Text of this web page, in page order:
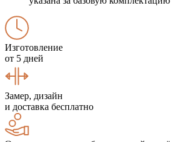
Изготовление
от 5 дней
Замер, дизайн
и доставка бесплатно